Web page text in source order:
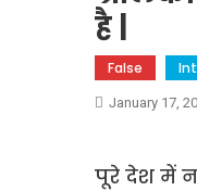
है |
False
January 17,
पूरे देश में